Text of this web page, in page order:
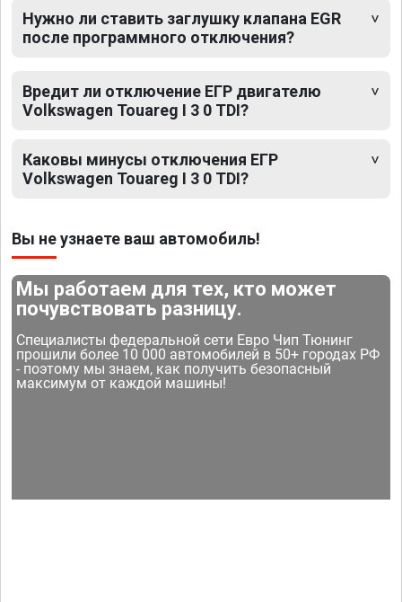
Нужно ли ставить заглушку клапана EGR
после программного отключения?
Вредит ли отключение ЕГР двигателю
Volkswagen Touareg I 3 0 TDI?
Каковы минусы отключения ЕГР
Volkswagen Touareg I 3 0 TDI?
Вы не узнаете ваш автомобиль!
Мы работаем для тех, кто может
почувствовать разницу.
Специалисты федеральной сети Евро Чип Тюнинг
прошили более 10 000 автомобилей в 50+ городах РФ
- поэтому мы знаем, как получить безопасный
максимум от каждой машины!